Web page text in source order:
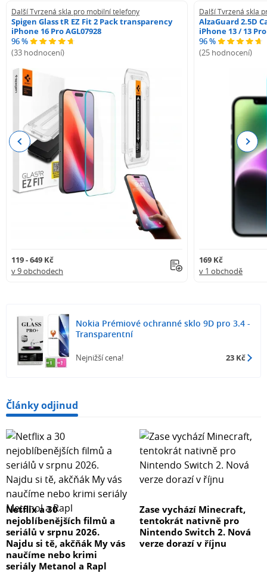
Další Tvrzená skla pro mobilní telefony
Spigen Glass tR EZ Fit 2 Pack transparency
iPhone 16 Pro AGL07928
96 %
(33 hodnocení)
119 - 649 Kč
v 9 obchodech
Další Tvrzená skla
AlzaGuard 2.5D
iPhone 13 / 13 Pro
96 %
(25 hodnocení)
169 Kč
v 1 obchodě
Previous Next
Nokia Prémiové ochranné sklo 9D pro 3.4 -
Transparentní
Nejnižší cena! 23 Kč
Články odjinud
Netflix a 30
nejoblíbenějších filmů a
seriálů v srpnu 2026.
Najdu si tě, akčňák My vás
naučíme nebo krimi
seriály Metanol a Rapl
Zase vychází Minecraft,
tentokrát nativně pro
Nintendo Switch 2. Nová
verze dorazí v říjnu